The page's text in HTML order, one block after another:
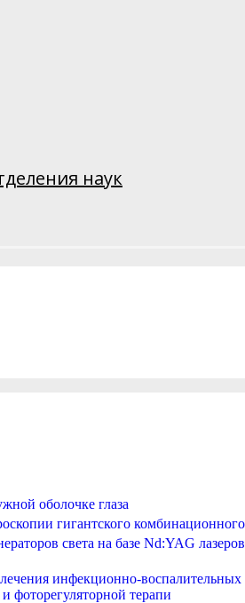
наук
оболочке глаза
гигантского
света на базе Nd:YAG
инфекционно-
фоторегуляторной терапи